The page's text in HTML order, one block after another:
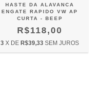
HASTE DA ALAVANCA
ENGATE RAPIDO VW AP
CURTA - BEEP
R$118,00
3 X DE R$39,33 SEM JUROS